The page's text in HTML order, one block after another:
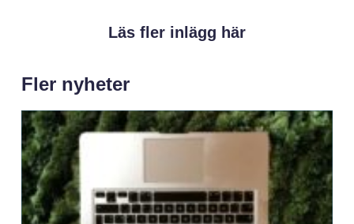
Läs fler inlägg här
Fler nyheter